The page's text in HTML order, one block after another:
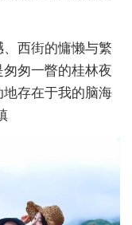
西街的慵懒与繁
匆一瞥的桂林夜
存在于我的脑海